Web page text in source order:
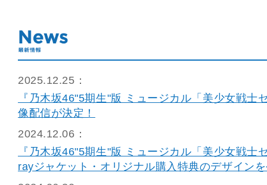
2025.12.25：
『乃木坂46"5期生"版 ミュージカル「美少女戦士
像配信が決定！
2024.12.06：
『乃木坂46"5期生"版 ミュージカル「美少女戦士
rayジャケット・オリジナル購入特典のデザイン